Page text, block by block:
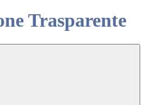
Trasparente